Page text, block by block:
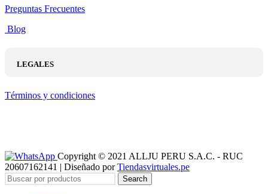
Preguntas Frecuentes
Blog
LEGALES
Términos y condiciones
Copyright © 2021 ALLJU PERU S.A.C. - RUC
20607162141 | Diseñado porTiendasvirtuales.pe
Search